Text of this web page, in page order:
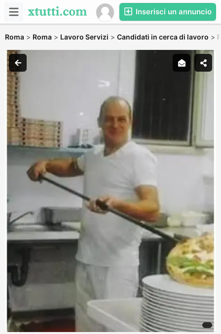
Inserisci un annuncio
Roma > Roma > Lavoro Servizi > Candidati in cerca di lavoro >